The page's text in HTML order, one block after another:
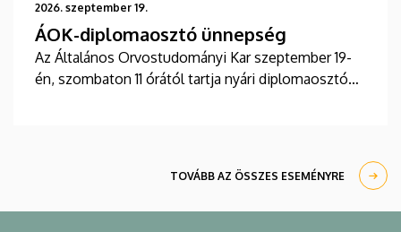
2026. szeptember 19.
ÁOK-diplomaosztó ünnepség
Az Általános Orvostudományi Kar szeptember 19-
én, szombaton 11 órától tartja nyári diplomaosztó
TOVÁBB AZ ÖSSZES ESEMÉNYRE